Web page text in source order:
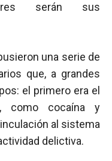
serán sus
una serie de
que, a grandes
el primero era el
como cocaína y
al sistema
delictiva.